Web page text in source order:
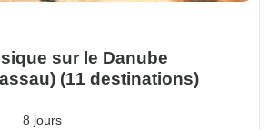
sur le Danube
(11 destinations)
8 jours